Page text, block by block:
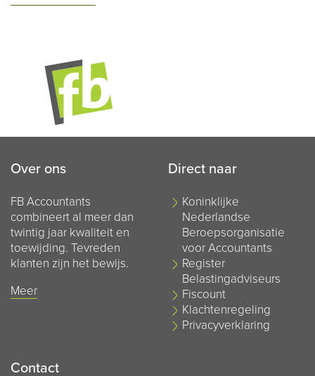
Over ons
FB Accountants
combineert al meer dan
twintig jaar kwaliteit en
toewijding. Tevreden
klanten zijn het bewijs.
Meer
Direct naar
Koninklijke
Nederlandse
Beroepsorganisatie
voor Accountants
Register
Belastingadviseurs
Fiscount
Klachtenregeling
Privacyverklaring
Contact